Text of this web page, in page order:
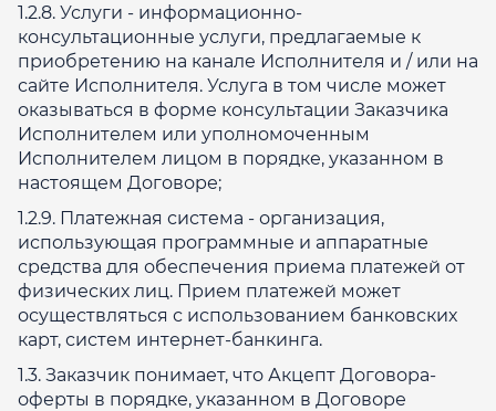
1.2.8. Услуги - информационно-
консультационные услуги, предлагаемые к
приобретению на канале Исполнителя и / или на
сайте Исполнителя. Услуга в том числе может
оказываться в форме консультации Заказчика
Исполнителем или уполномоченным
Исполнителем лицом в порядке, указанном в
настоящем Договоре;
1.2.9. Платежная система - организация,
использующая программные и аппаратные
средства для обеспечения приема платежей от
физических лиц. Прием платежей может
осуществляться с использованием банковских
карт, систем интернет-банкинга.
1.3. Заказчик понимает, что Акцепт Договора-
оферты в порядке, указанном в Договоре